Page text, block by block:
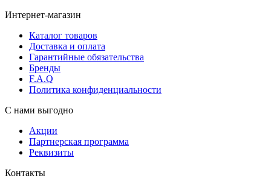
Интернет-магазин
Каталог товаров
Доставка и оплата
Гарантийные обязательства
Бренды
F.A.Q
Политика конфиденциальности
С нами выгодно
Акции
Партнерская программа
Реквизиты
Контакты